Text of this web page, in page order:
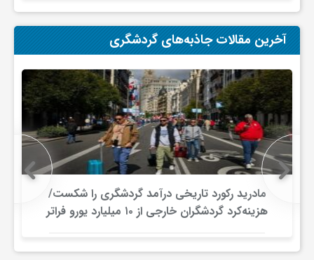
آخرین مقالات جاذبه‌های گردشگری
مادرید رکورد تاریخی درآمد گردشگری را شکست/
هزینه‌کرد گردشگران خارجی از ۱۰ میلیارد یورو فراتر
رفت